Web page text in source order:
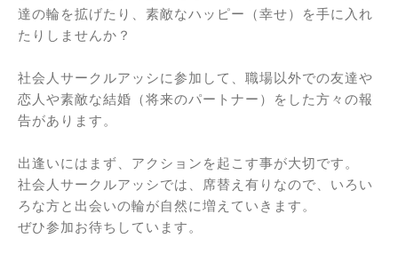
達の輪を拡げたり、素敵なハッピー（幸せ）を手に入れ
たりしませんか？
社会人サークルアッシに参加して、職場以外での友達や
恋人や素敵な結婚（将来のパートナー）をした方々の報
告があります。
出逢いにはまず、アクションを起こす事が大切です。
社会人サークルアッシでは、席替え有りなので、いろい
ろな方と出会いの輪が自然に増えていきます。
ぜひ参加お待ちしています。